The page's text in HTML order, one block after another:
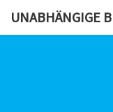
UNABHÄNGIGE